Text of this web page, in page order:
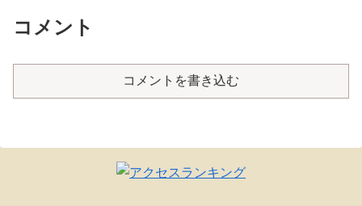
コメント
コメントを書き込む